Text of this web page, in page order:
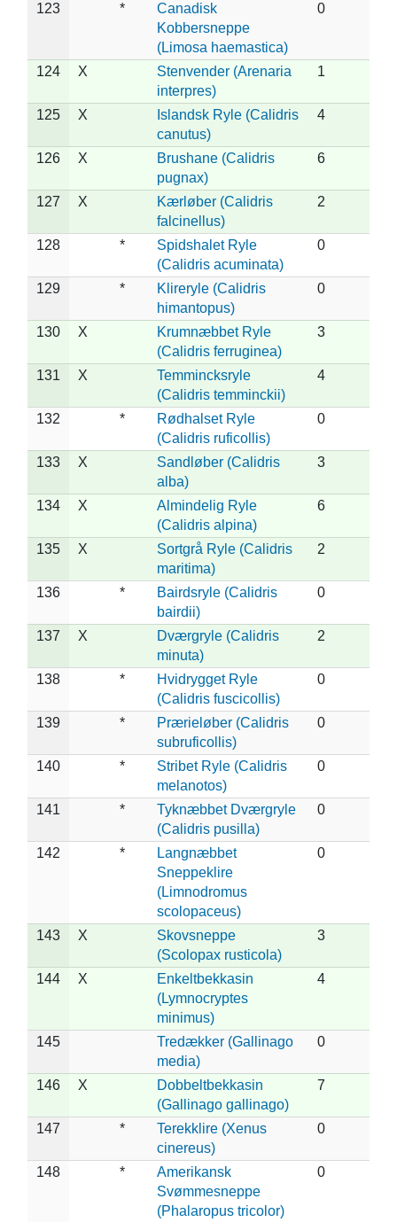
123 *
Canadisk
Kobbersneppe
(Limosa haemastica)
0
124 X
Stenvender (Arenaria
interpres)
1
125 X
Islandsk Ryle (Calidris
canutus)
4
126 X
Brushane (Calidris
pugnax)
6
127 X
Kærløber (Calidris
falcinellus)
2
128 *
Spidshalet Ryle
(Calidris acuminata)
0
129 *
Klireryle (Calidris
himantopus)
0
130 X
Krumnæbbet Ryle
(Calidris ferruginea)
3
131 X
Temmincksryle
(Calidris temminckii)
4
132 *
Rødhalset Ryle
(Calidris ruficollis)
0
133 X
Sandløber (Calidris
alba)
3
134 X
Almindelig Ryle
(Calidris alpina)
6
135 X
Sortgrå Ryle (Calidris
maritima)
2
136 *
Bairdsryle (Calidris
bairdii)
0
137 X
Dværgryle (Calidris
minuta)
2
138 *
Hvidrygget Ryle
(Calidris fuscicollis)
0
139 *
Prærieløber (Calidris
subruficollis)
0
140 *
Stribet Ryle (Calidris
melanotos)
0
141 *
Tyknæbbet Dværgryle
(Calidris pusilla)
0
142 *
Langnæbbet
Sneppeklire
(Limnodromus
scolopaceus)
0
143 X
Skovsneppe
(Scolopax rusticola)
3
144 X
Enkeltbekkasin
(Lymnocryptes
minimus)
4
145
Tredækker (Gallinago
media)
0
146 X
Dobbeltbekkasin
(Gallinago gallinago)
7
147 *
Terekklire (Xenus
cinereus)
0
148 *
Amerikansk
Svømmesneppe
(Phalaropus tricolor)
0